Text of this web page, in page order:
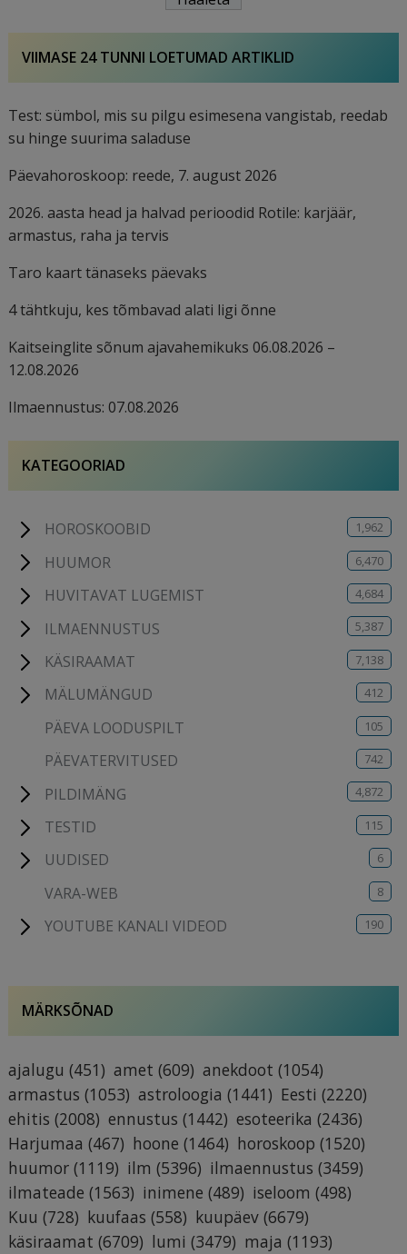
VIIMASE 24 TUNNI LOETUMAD ARTIKLID
Test: sümbol, mis su pilgu esimesena vangistab, reedab
su hinge suurima saladuse
Päevahoroskoop: reede, 7. august 2026
2026. aasta head ja halvad perioodid Rotile: karjäär,
armastus, raha ja tervis
Taro kaart tänaseks päevaks
4 tähtkuju, kes tõmbavad alati ligi õnne
Kaitseinglite sõnum ajavahemikuks 06.08.2026 –
12.08.2026
Ilmaennustus: 07.08.2026
KATEGOORIAD
HOROSKOOBID 1,962
HUUMOR 6,470
HUVITAVAT LUGEMIST 4,684
ILMAENNUSTUS 5,387
KÄSIRAAMAT 7,138
MÄLUMÄNGUD 412
PÄEVA LOODUSPILT 105
PÄEVATERVITUSED 742
PILDIMÄNG 4,872
TESTID 115
UUDISED 6
VARA-WEB 8
YOUTUBE KANALI VIDEOD 190
MÄRKSÕNAD
ajalugu (451) amet (609) anekdoot (1054)
armastus (1053) astroloogia (1441) Eesti (2220)
ehitis (2008) ennustus (1442) esoteerika (2436)
Harjumaa (467) hoone (1464) horoskoop (1520)
huumor (1119) ilm (5396) ilmaennustus (3459)
ilmateade (1563) inimene (489) iseloom (498)
Kuu (728) kuufaas (558) kuupäev (6679)
käsiraamat (6709) lumi (3479) maja (1193)